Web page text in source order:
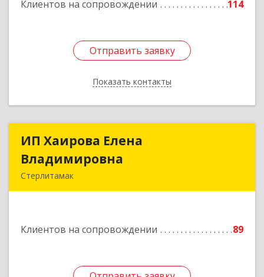
Клиентов на сопровождении 114
Отправить заявку
Показать контакты
Отправить заявку
Назад
ИП Хаирова Елена
Владимировна
Стерлитамак
Клиентов на сопровождении 89
ИП Хаирова Елена